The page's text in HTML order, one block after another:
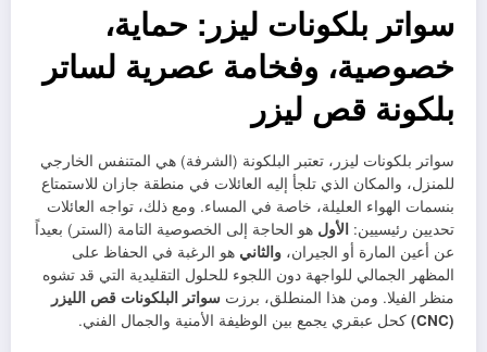
سواتر بلكونات ليزر: حماية،
خصوصية، وفخامة عصرية لساتر
بلكونة قص ليزر
سواتر بلكونات ليزر، تعتبر البلكونة (الشرفة) هي المتنفس الخارجي
للمنزل، والمكان الذي تلجأ إليه العائلات في منطقة جازان للاستمتاع
بنسمات الهواء العليلة، خاصة في المساء. ومع ذلك، تواجه العائلات
تحديين رئيسيين: الأول هو الحاجة إلى الخصوصية التامة (الستر) بعيداً
عن أعين المارة أو الجيران، والثاني هو الرغبة في الحفاظ على
المظهر الجمالي للواجهة دون اللجوء للحلول التقليدية التي قد تشوه
منظر الفيلا. ومن هذا المنطلق، برزت سواتر البلكونات قص الليزر
(CNC)
كحل عبقري يجمع بين الوظيفة الأمنية والجمال الفني.